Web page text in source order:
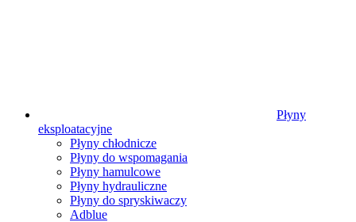
Płyny
eksploatacyjne
Płyny chłodnicze
Płyny do wspomagania
Płyny hamulcowe
Płyny hydrauliczne
Płyny do spryskiwaczy
Adblue